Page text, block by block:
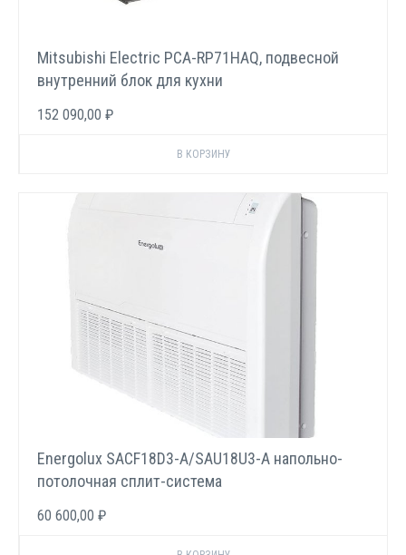
Mitsubishi Electric PCA-RP71HAQ, подвесной
внутренний блок для кухни
152 090,00 ₽
Energolux SACF18D3-A/SAU18U3-A напольно-
потолочная сплит-система
60 600,00 ₽